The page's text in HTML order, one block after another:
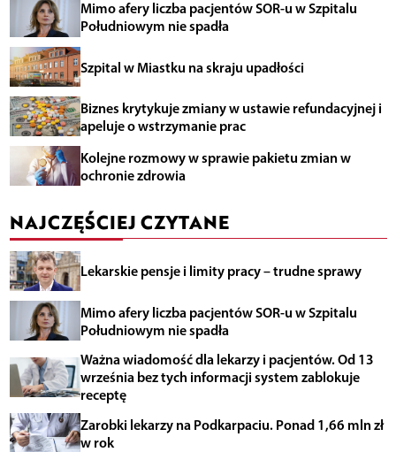
Mimo afery liczba pacjentów SOR-u w Szpitalu
Południowym nie spadła
Szpital w Miastku na skraju upadłości
Biznes krytykuje zmiany w ustawie refundacyjnej i
apeluje o wstrzymanie prac
Kolejne rozmowy w sprawie pakietu zmian w
ochronie zdrowia
NAJCZĘŚCIEJ CZYTANE
Lekarskie pensje i limity pracy – trudne sprawy
Mimo afery liczba pacjentów SOR-u w Szpitalu
Południowym nie spadła
Ważna wiadomość dla lekarzy i pacjentów. Od 13
września bez tych informacji system zablokuje
receptę
Zarobki lekarzy na Podkarpaciu. Ponad 1,66 mln zł
w rok